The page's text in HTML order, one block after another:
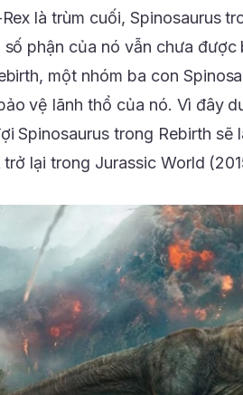
là trùm cuối, Spinosaurus
số phận của nó vẫn chưa
một nhóm ba con
vệ lãnh thổ của nó. Vì đây
Spinosaurus trong Rebirth
trở lại trong Jurassic World